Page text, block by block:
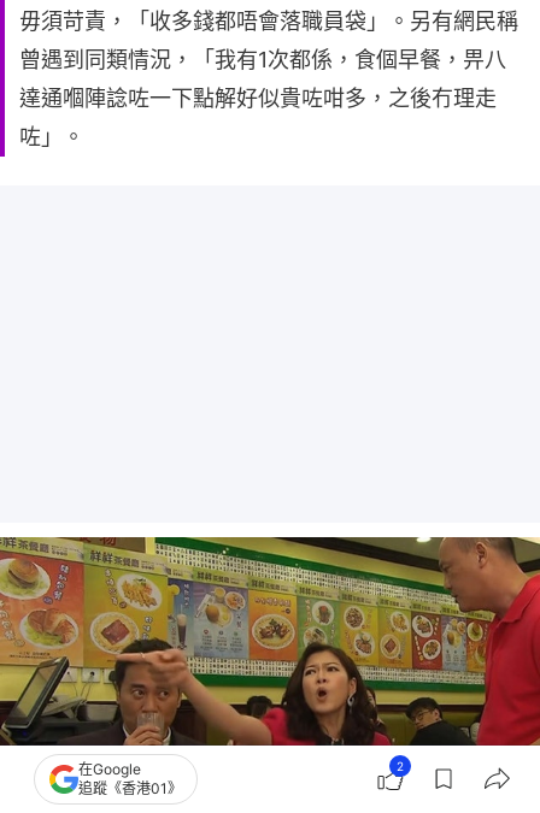
毋須苛責，「收多錢都唔會落職員袋」。另有網民稱
曾遇到同類情況，「我有1次都係，食個早餐，畀八
達通嗰陣諗咗一下點解好似貴咗咁多，之後冇理走
咗」。
在Google
追蹤《香港01》
2